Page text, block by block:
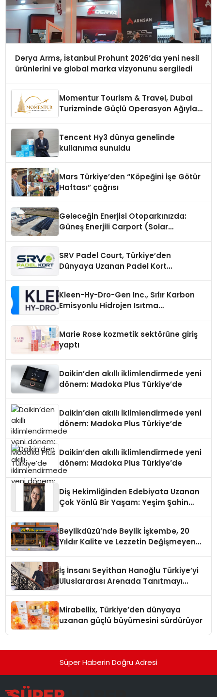
Derya Arms, İstanbul Prohunt 2026’da yeni nesil
ürünlerini ve global marka vizyonunu sergiledi
Momentur Tourism & Travel, Dubai
Turizminde Güçlü Operasyon Ağıyla
Tencent Hy3 dünya genelinde
kullanıma sunuldu
Mars Türkiye’den “Köpeğini İşe Götür
Haftası” çağrısı
Geleceğin Enerjisi Otoparkınızda:
Güneş Enerjili Carport (Solar
SRV Padel Court, Türkiye’den
Dünyaya Uzanan Padel Kort
Kleen-Hy-Dro-Gen Inc., Sıfır Karbon
Emisyonlu Hidrojen Isıtma
Marie Rose kozmetik sektörüne giriş
yaptı
Daikin’den akıllı iklimlendirmede yeni
dönem: Madoka Plus Türkiye’de
Daikin’den akıllı iklimlendirmede yeni
dönem: Madoka Plus Türkiye’de
Daikin’den akıllı iklimlendirmede yeni
dönem: Madoka Plus Türkiye’de
Diş Hekimliğinden Edebiyata Uzanan
Çok Yönlü Bir Yaşam: Yeşim Şahin
Beylikdüzü’nde Beylik İşkembe, 20
Yıldır Kalite ve Lezzetin Değişmeyen
İş İnsanı Seyithan Hanoğlu Türkiye’yi
Uluslararası Arenada Tanıtmayı
Mirabellix, Türkiye’den dünyaya
uzanan güçlü büyümesini sürdürüyor
Süper Haberin Doğru Adresi